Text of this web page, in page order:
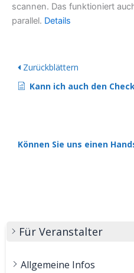
Für Veranstalter
Allgemeine Infos
scannen. Das funktioniert
parallel. Details
Zurückblättern
Kann ich auch den